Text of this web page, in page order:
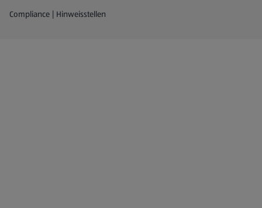
Compliance | Hinweisstellen